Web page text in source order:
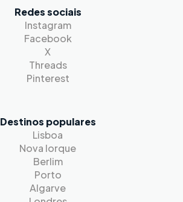
Redes sociais
Instagram
Facebook
X
Threads
Pinterest
Destinos populares
Lisboa
Nova Iorque
Berlim
Porto
Algarve